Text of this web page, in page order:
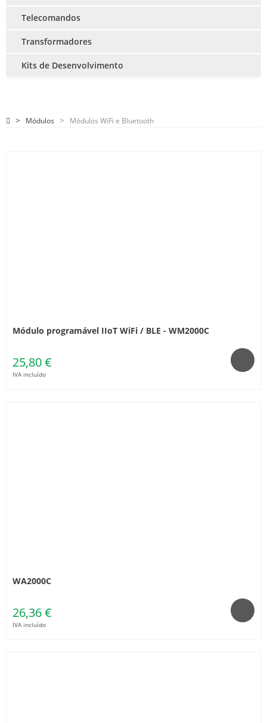
Telecomandos
Transformadores
Kits de Desenvolvimento
Módulos Módulos WiFi e Bluetooth
Módulo programável IIoT WiFi / BLE - WM2000C
25,80 €
IVA incluído
WA2000C
26,36 €
IVA incluído